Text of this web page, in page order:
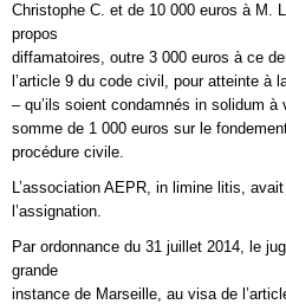
Christophe C. et de 10 000 euros à M.
propos
diffamatoires, outre 3 000 euros à ce
l’article 9 du code civil, pour atteinte à
– qu’ils soient condamnés in solidum à
somme de 1 000 euros sur le
procédure civile.
L’association AEPR, in limine litis,
l’assignation.
Par ordonnance du 31 juillet 2014, le
grande
instance de Marseille, au visa de